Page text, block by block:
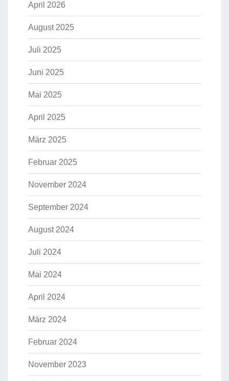
April 2026
August 2025
Juli 2025
Juni 2025
Mai 2025
April 2025
März 2025
Februar 2025
November 2024
September 2024
August 2024
Juli 2024
Mai 2024
April 2024
März 2024
Februar 2024
November 2023